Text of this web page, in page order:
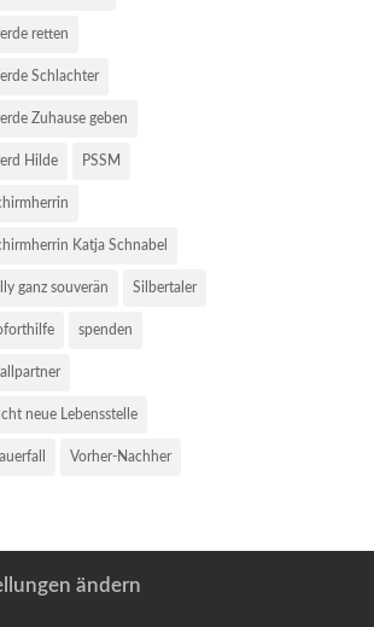
retten
Schlachter
Zuhause geben
Hilde PSSM
Katja Schnabel
ganz souverän Silbertaler
spenden
neue Lebensstelle
Vorher-Nachher
ändern